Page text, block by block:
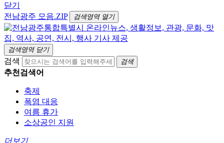
닫기
전남광주 모음.ZIP
검색영역 열기
검색영역 닫기
검색 검색
추천검색어
축제
폭염 대응
여름 휴가
소상공인 지원
더보기